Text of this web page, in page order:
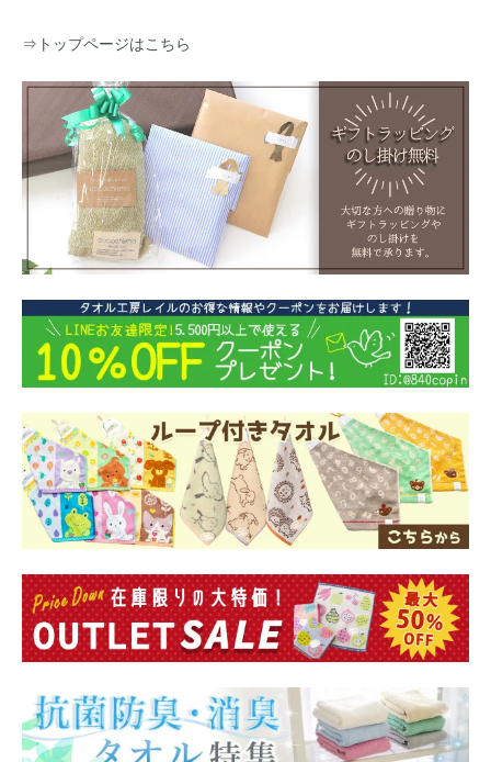
⇒ トップページはこちら